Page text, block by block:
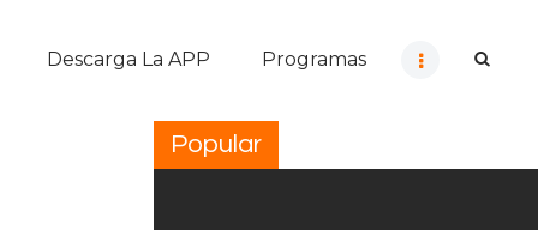
Descarga La APP Programas
Popular